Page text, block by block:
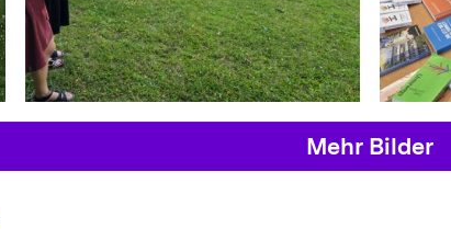
Mehr Bilder